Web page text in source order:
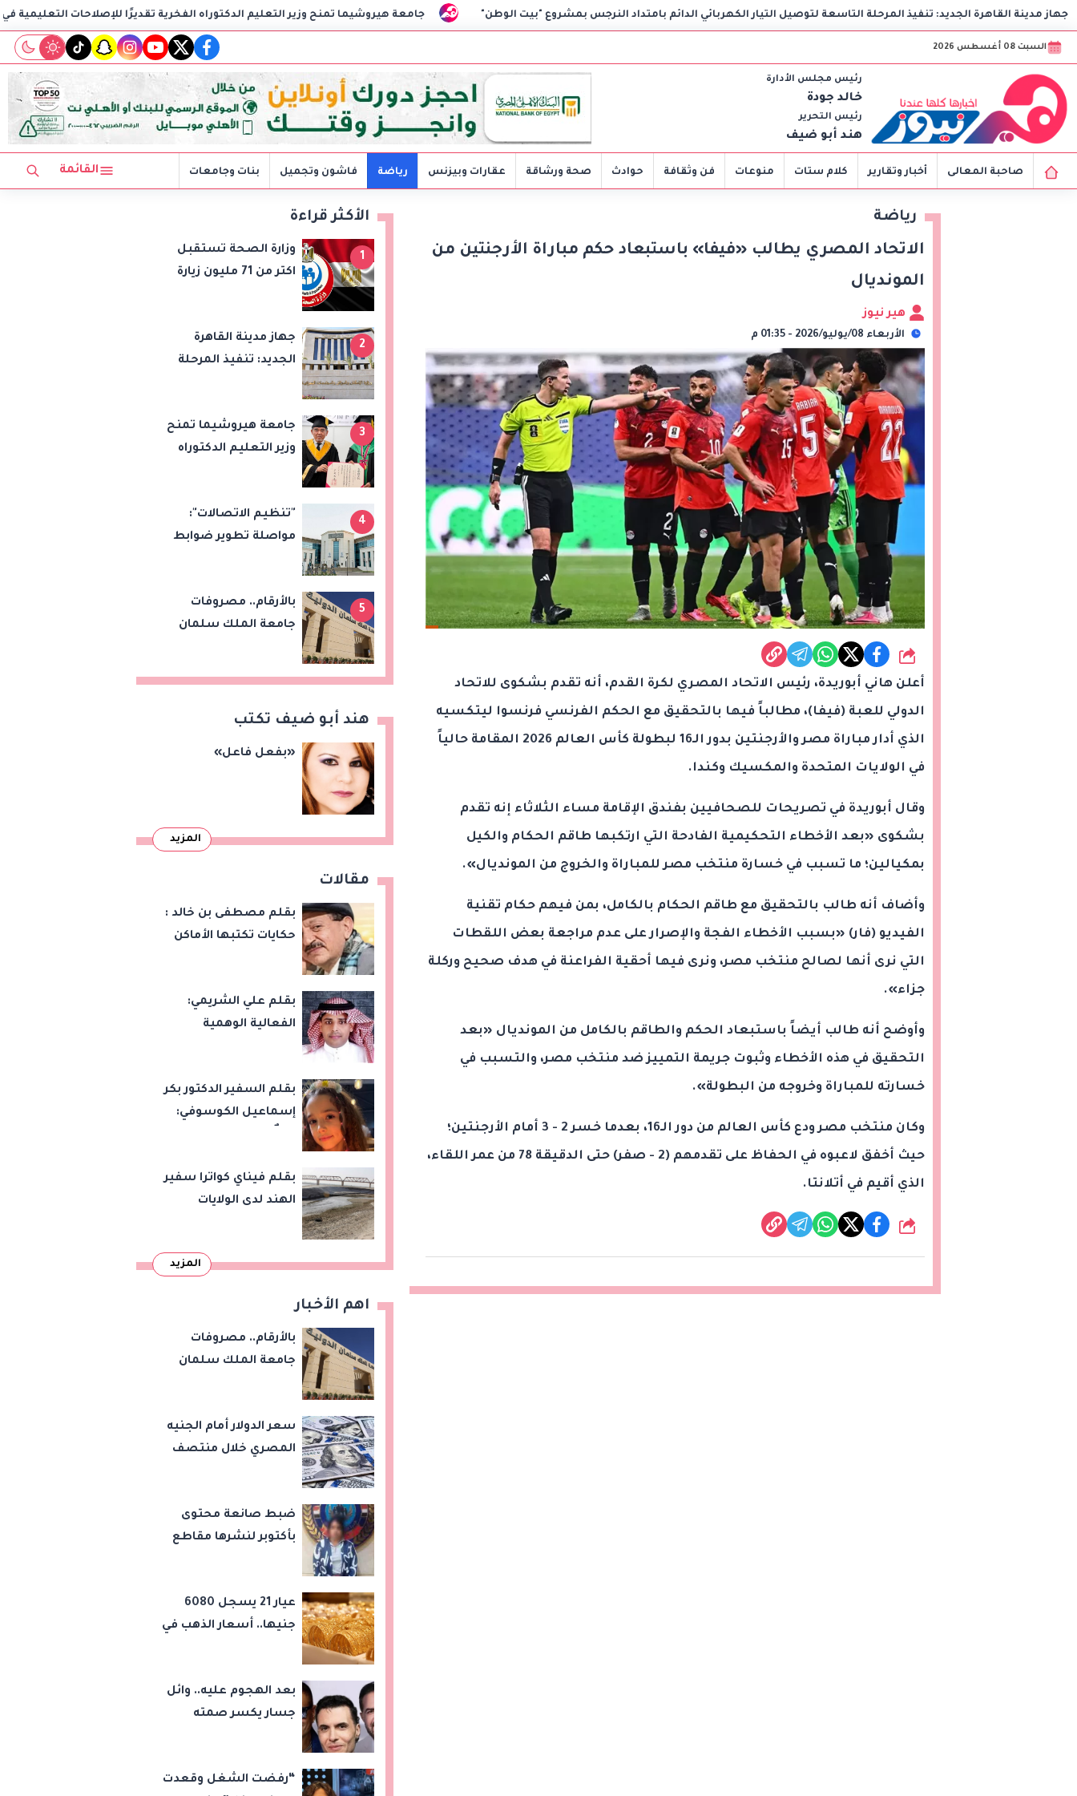
جامعة هيروشيما تمنح وزير التعليم الدكتوراه الفخرية تقديرًا للإصلاحات التعليمية في مصر الجديد: تنفيذ المرحلة التاسعة لتوصيل التيار الكهربائي الدائم بامتداد النرجس بمشروع "بيت الوطن"
السبت 08 أغسطس 2026 facebook
twitter
youtube
instagram
snapchat
tiktok
رئيس مجلس الأدارة
خالد جودة
رئيس التحرير
هند أبو ضيف
صاحبة المعالى أخبار وتقارير كلام ستات منوعات فن وثقافة حوادث صحة ورشاقة عقارات وبيزنس رياضة فاشون وتجميل بنات وجامعات القائمة
رياضة
الاتحاد المصري يطالب «فيفا» باستبعاد حكم مباراة الأرجنتين من
المونديال
هير نيوز
الأربعاء 08/يوليو/2026 - 01:35 م
شارك
أعلن هاني أبوريدة، رئيس الاتحاد المصري لكرة القدم، أنه تقدم بشكوى للاتحاد
الدولي للعبة (فيفا)، مطالباً فيها بالتحقيق مع الحكم الفرنسي فرنسوا ليتكسيه
الذي أدار مباراة مصر والأرجنتين بدور الـ16 لبطولة كأس العالم 2026 المقامة حالياً
في الولايات المتحدة والمكسيك وكندا.
وقال أبوريدة في تصريحات للصحافيين بفندق الإقامة مساء الثلاثاء إنه تقدم
بشكوى «بعد الأخطاء التحكيمية الفادحة التي ارتكبها طاقم الحكام والكيل
بمكيالين؛ ما تسبب في خسارة منتخب مصر للمباراة والخروج من المونديال».
وأضاف أنه طالب بالتحقيق مع طاقم الحكام بالكامل، بمن فيهم حكام تقنية
الفيديو (فار) «بسبب الأخطاء الفجة والإصرار على عدم مراجعة بعض اللقطات
التي نرى أنها لصالح منتخب مصر، ونرى فيها أحقية الفراعنة في هدف صحيح وركلة
جزاء».
وأوضح أنه طالب أيضاً باستبعاد الحكم والطاقم بالكامل من المونديال «بعد
التحقيق في هذه الأخطاء وثبوت جريمة التمييز ضد منتخب مصر، والتسبب في
خسارته للمباراة وخروجه من البطولة».
وكان منتخب مصر ودع كأس العالم من دور الـ16، بعدما خسر 2 - 3 أمام الأرجنتين؛
حيث أخفق لاعبوه في الحفاظ على تقدمهم (2 - صفر) حتى الدقيقة 78 من عمر اللقاء،
الذي أقيم في أتلانتا.
شارك
الأكثر قراءة
1
وزارة الصحة تستقبل
اكتر من 71 مليون زيارة
صحة المرأة
2
جهاز مدينة القاهرة
الجديد: تنفيذ المرحلة
النرجس بمشروع "بيت
الوطن"
3
جامعة هيروشيما تمنح
وزير التعليم الدكتوراه
في مصر
4
"تنظيم الاتصالات":
مواصلة تطوير ضوابط
مصر
5
بالأرقام.. مصروفات
جامعة الملك سلمان
هند أبو ضيف تكتب
«بفعل فاعل»
المزيد
مقالات
بقلم مصطفى بن خالد :
حكايات تكتبها الأماكن
بقلم علي الشريمي:
الفعالية الوهمية
بقلم السفير الدكتور بكر
إسماعيل الكوسوفي:
بقلم فيناي كواترا سفير
الهند لدى الولايات
وقت طويل من تعليق
المزيد
اهم الأخبار
بالأرقام.. مصروفات
جامعة الملك سلمان
سعر الدولار أمام الجنيه
المصري خلال منتصف
ضبط صانعة محتوى
بأكتوبر لنشرها مقاطع
والأرباح
عيار 21 يسجل 6080
جنيها.. أسعار الذهب في
بعد الهجوم عليه.. وائل
جسار يكسر صمته
“رفضت الشغل وقعدت